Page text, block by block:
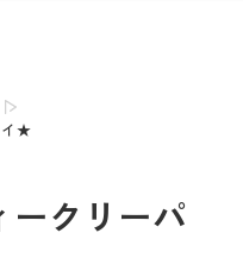
イ★
クリーパ